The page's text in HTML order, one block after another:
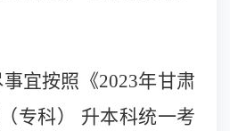
宜按照《2023年甘肃
专科） 升本科统一考